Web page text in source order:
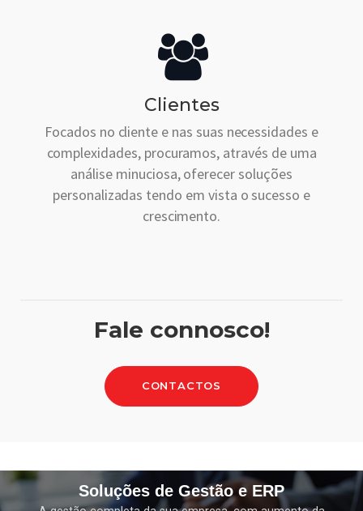
Clientes
Focados no cliente e nas suas necessidades e
complexidades, procuramos, através de uma
análise minuciosa, oferecer soluções
personalizadas tendo em vista o sucesso e
crescimento.
Fale connosco!
CONTACTOS
Soluções de Gestão e ERP